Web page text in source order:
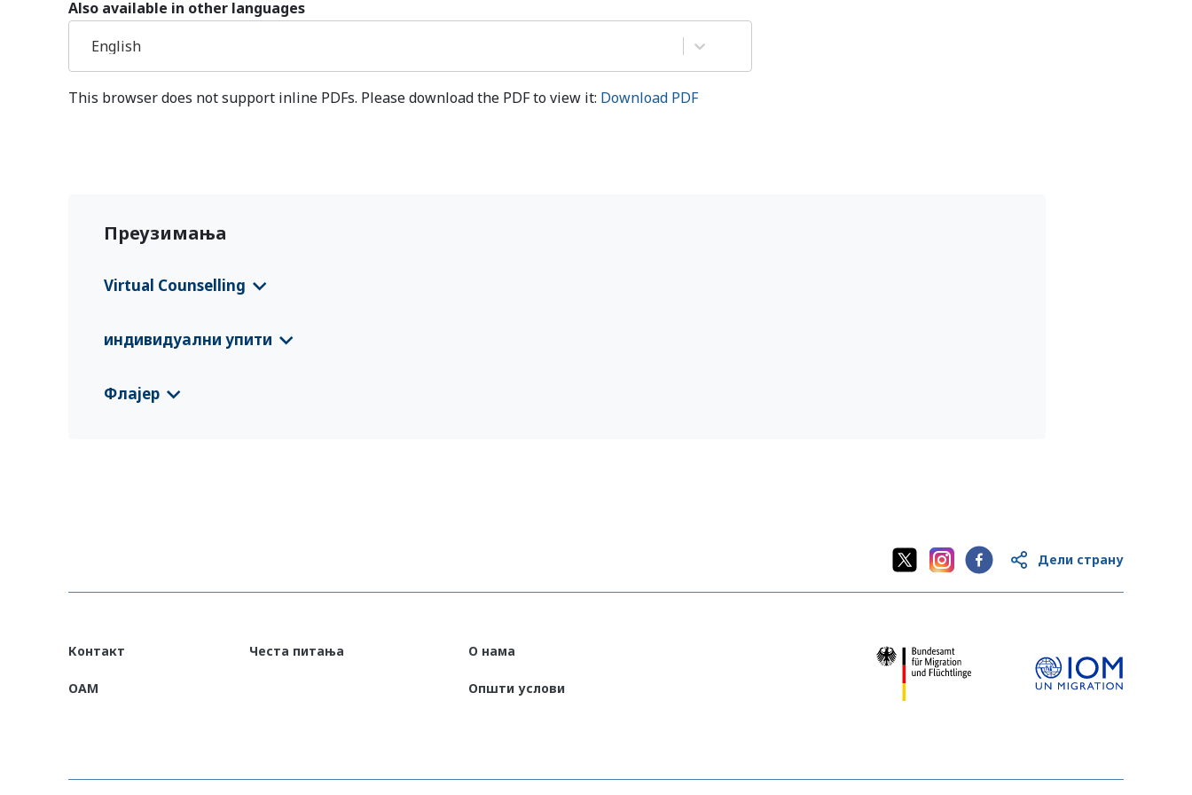
Also available in other languages
English
This browser does not support inline PDFs. Please download the PDF to view it: Download PDF
Преузимања
Virtual Counselling
индивидуални упити
Флајер
Дели страну
Контакт
OAM
Честа питања О нама
Општи услови